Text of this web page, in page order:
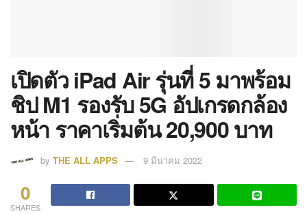
เปิดตัว iPad Air รุ่นที่ 5 มาพร้อม
ชิป M1 รองรับ 5G อัปเกรดกล้อง
หน้า ราคาเริ่มต้น 20,900 บาท
by THE ALL APPS 9 มีนาคม 2022
0
SHARES